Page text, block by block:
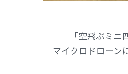
「空飛ぶミニ
マイクロドローン